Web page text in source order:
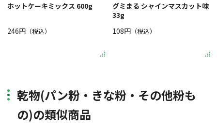
ホットケーキミックス 600g
246円 （税込）
グミまる シャインマスカット味
33g
108円（税込）
乾物(パン粉・きな粉・その他粉も
の)の類似商品